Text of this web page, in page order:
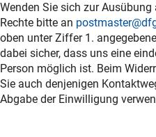
Wenden Sie sich zur
Rechte bitte an
oben unter Ziffer 1.
dabei sicher, dass uns eine
Person möglich ist. Beim
Sie auch denjenigen
Abgabe der Einwilligung